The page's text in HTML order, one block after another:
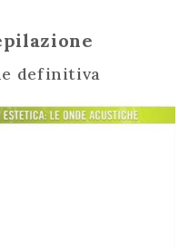
definitiva